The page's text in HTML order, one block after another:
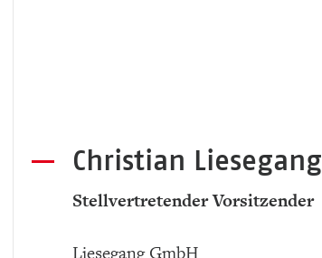
Christian Liesegang
Stellvertretender Vorsitzender